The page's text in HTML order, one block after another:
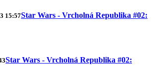
15:57Star Wars - Vrcholná Republika #02:
Star Wars - Vrcholná Republika #02: